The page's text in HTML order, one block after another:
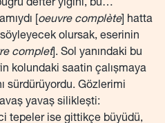
defter yığını, bu…
[ oeuvre complète] hatta
olursak, eserinin
complet]. Sol yanındaki bu
kolundaki saatin çalışmaya
sürdürüyordu. Gözlerimi
yavaş silikleşti:
tepeler ise gittikçe büyüdü,